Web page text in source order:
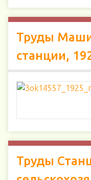
Труды
станции,
Труды